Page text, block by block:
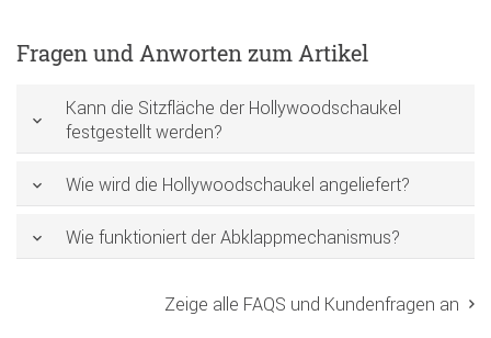
Fragen und Anworten zum Artikel
Kann die Sitzfläche der Hollywoodschaukel
festgestellt werden?
Wie wird die Hollywoodschaukel angeliefert?
Wie funktioniert der Abklappmechanismus?
Zeige alle FAQS und Kundenfragen an